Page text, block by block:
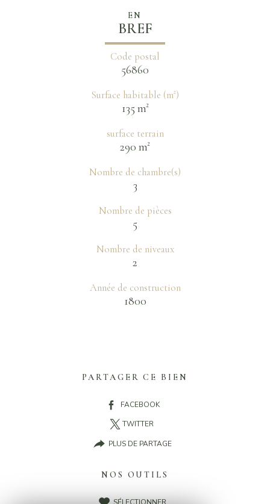
EN
BREF
Code postal
56860
Surface habitable (m²)
135 m²
surface terrain
290 m²
Nombre de chambre(s)
3
Nombre de pièces
5
Nombre de niveaux
2
Année de construction
1800
PARTAGER CE BIEN
FACEBOOK
TWITTER
PLUS DE PARTAGE
NOS OUTILS